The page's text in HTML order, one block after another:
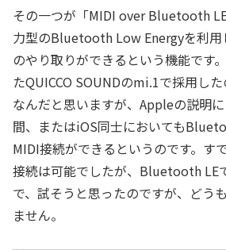
その一つが「MIDI over Bluetooth
力型のBluetooth Low Energyを利用
のやり取りができるという機能です
たQUICCO SOUNDのmi.1で採用し
なんだと思いますが、Appleの説明
間、またはiOS同士においても
MIDI接続ができるというのです。す
接続は可能でしたが、Bluetooth LE
で、試そうと思ったのですが、どう
ません。